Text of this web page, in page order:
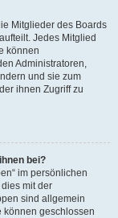
Mitglieder des Boards
Jedes Mitglied
können
Administratoren,
und sie zum
ihnen Zugriff zu
bei?
im persönlichen
mit der
sind allgemein
können geschlossen